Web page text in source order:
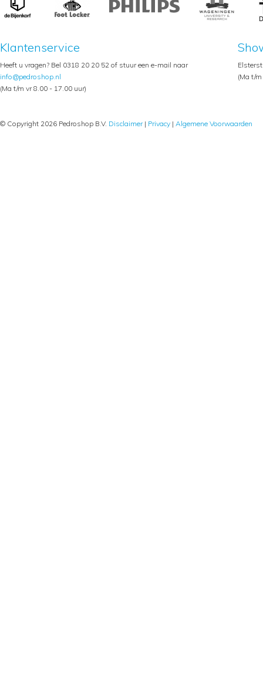
Klantenservice
Heeft u vragen? Bel 0318 20 20 52 of stuur een e-mail naar
info@pedroshop.nl
(Ma t/m vr 8.00 - 17.00 uur)
(Ma t/
© Copyright 2026 Pedroshop B.V. Disclaimer| Privacy | Algemene Voorwaarden